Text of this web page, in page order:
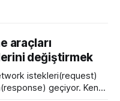
araçları
değiştirmek
istekleri(request)
geçiyor. Kendi